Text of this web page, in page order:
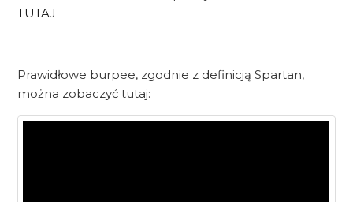
TUTAJ
Prawidłowe burpee, zgodnie z definicją Spartan,
można zobaczyć tutaj: